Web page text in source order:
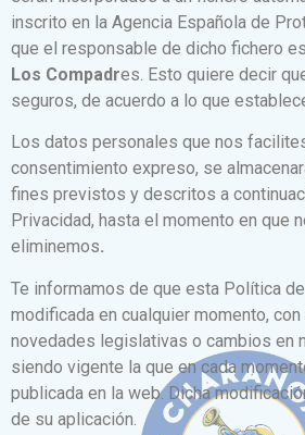
inscrito en la Agencia Española de
que el responsable de dicho fichero
Los Compadres. Esto quiere decir
seguros, de acuerdo a lo que
Los datos personales que nos
consentimiento expreso, se
fines previstos y descritos a
Privacidad, hasta el momento en que
eliminemos.
Te informamos de que esta Política
modificada en cualquier momento,
novedades legislativas o cambios en
siendo vigente la que en cada
publicada en la web. Dicha
de su aplicación.